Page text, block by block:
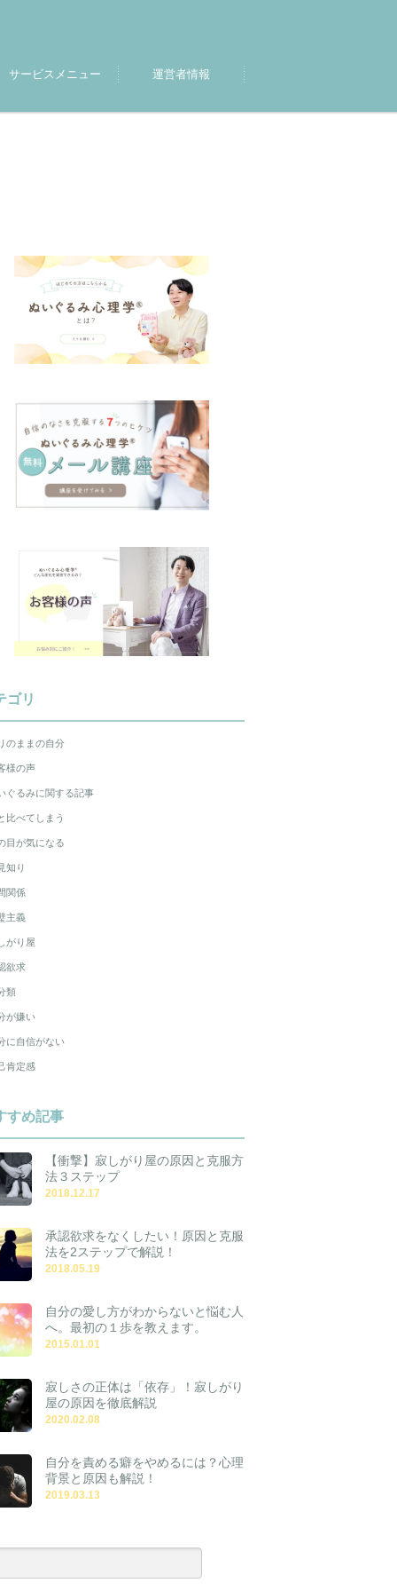
サービスメニュー 運営者情報
ゴリ
のままの自分
様の声
ぐるみに関する記事
比べてしまう
目が気になる
知り
関係
主義
がり屋
欲求
類
が嫌い
に自信がない
肯定感
すめ記事
【衝撃】寂しがり屋の原因と克服方
法３ステップ
2018.12.17
承認欲求をなくしたい！原因と克服
法を2ステップで解説！
2018.05.19
自分の愛し方がわからないと悩む人
へ。最初の１歩を教えます。
2015.01.01
寂しさの正体は「依存」！寂しがり
屋の原因を徹底解説
2020.02.08
自分を責める癖をやめるには？心理
背景と原因も解説！
2019.03.13